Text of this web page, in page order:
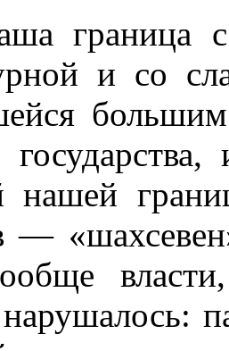
граница
и со
нашей
—